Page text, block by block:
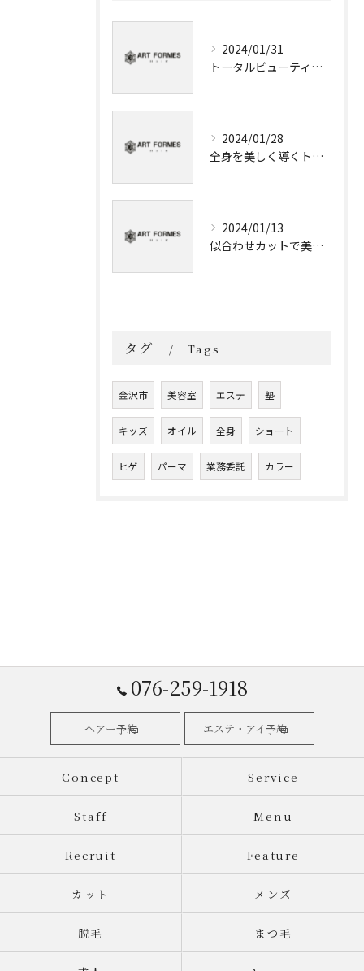
2024/01/31
トータルビューティーを提供する美容室【金沢】
2024/01/28
全身を美しく導くトータルビューティーサロン
2024/01/13
似合わせカットで美しく
タグ Tags
金沢市 美容室 エステ 塾
キッズ オイル 全身 ショート
ヒゲ パーマ 業務委託 カラー
076-259-1918
ヘアー予約 エステ・アイ予約
Concept Service
Staff Menu
Recruit Feature
カット メンズ
脱毛 まつ毛